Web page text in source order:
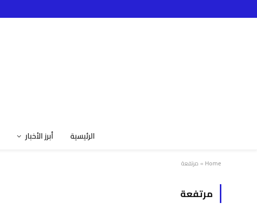
الرئيسية أبرز الأخبار
Home
» مرتفعة
مرتفعة